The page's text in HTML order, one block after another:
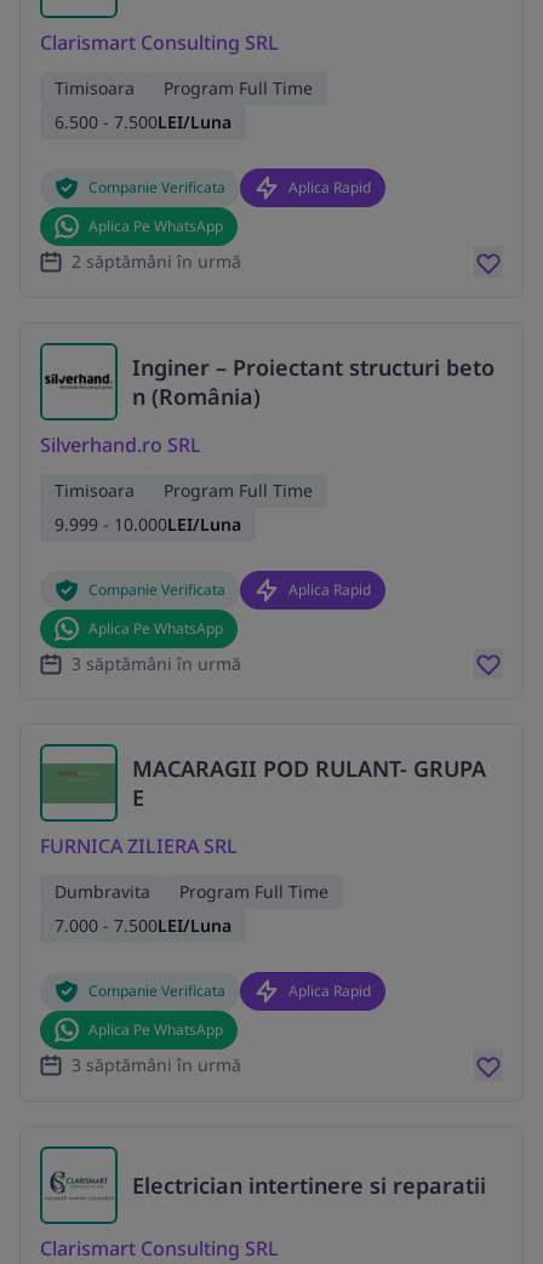
Clarismart Consulting SRL
Timisoara
Program Full Time
6.500 - 7.500LEI/Luna
Companie Verificata
Aplica Rapid
Aplica Pe WhatsApp
2 săptămâni în urmă
Inginer – Proiectant structuri beto
n (România)
Silverhand.ro SRL
Timisoara
Program Full Time
9.999 - 10.000LEI/Luna
Companie Verificata
Aplica Rapid
Aplica Pe WhatsApp
3 săptămâni în urmă
MACARAGII POD RULANT- GRUPA
E
FURNICA ZILIERA SRL
Dumbravita
Program Full Time
7.000 - 7.500LEI/Luna
Companie Verificata
Aplica Rapid
Aplica Pe WhatsApp
3 săptămâni în urmă
Electrician intertinere si reparatii
Clarismart Consulting SRL